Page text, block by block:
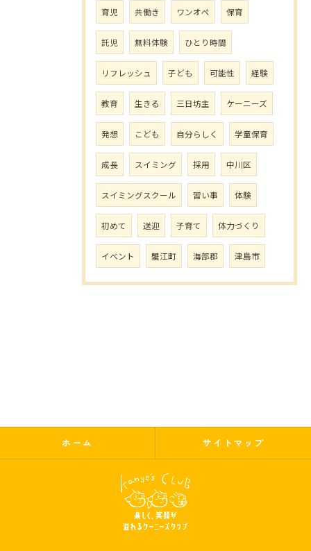
育児 共働き ワンオペ 保育
託児 無料体験 ひとり時間
リフレッシュ 子ども 可能性 経験
教育 生きる 三日坊主 ケーニーズ
発想 こども 自分らしく 学童保育
成長 スイミング 採用 中川区
スイミングスクール 習い事 体験
初めて 送迎 子育て 体力づくり
イベント 蟹江町 海部郡 津島市
ホーム サイトマップ